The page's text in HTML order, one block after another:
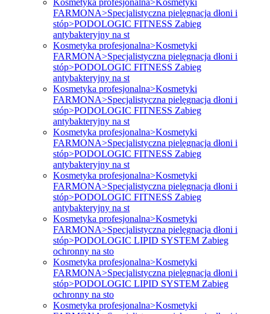
FARMONA>Specjalistyczna pielęgnacja dłoni i
stóp>PODOLOGIC FITNESS Zabieg
antybakteryjny na st
Kosmetyka profesjonalna>Kosmetyki
FARMONA>Specjalistyczna pielęgnacja dłoni i
stóp>PODOLOGIC FITNESS Zabieg
antybakteryjny na st
Kosmetyka profesjonalna>Kosmetyki
FARMONA>Specjalistyczna pielęgnacja dłoni i
stóp>PODOLOGIC FITNESS Zabieg
antybakteryjny na st
Kosmetyka profesjonalna>Kosmetyki
FARMONA>Specjalistyczna pielęgnacja dłoni i
stóp>PODOLOGIC FITNESS Zabieg
antybakteryjny na st
Kosmetyka profesjonalna>Kosmetyki
FARMONA>Specjalistyczna pielęgnacja dłoni i
stóp>PODOLOGIC FITNESS Zabieg
antybakteryjny na st
Kosmetyka profesjonalna>Kosmetyki
FARMONA>Specjalistyczna pielęgnacja dłoni i
stóp>PODOLOGIC LIPID SYSTEM Zabieg
ochronny na sto
Kosmetyka profesjonalna>Kosmetyki
FARMONA>Specjalistyczna pielęgnacja dłoni i
stóp>PODOLOGIC LIPID SYSTEM Zabieg
ochronny na sto
Kosmetyka profesjonalna>Kosmetyki